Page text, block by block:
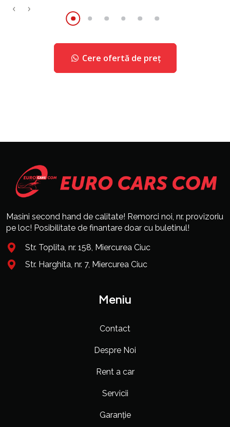
‹ ›
Cere ofertă de preț
Masini second hand de calitate! Remorci noi, nr. provizoriu
pe loc! Posibilitate de finantare doar cu buletinul!
Str. Toplita, nr. 158, Miercurea Ciuc
Str. Harghita, nr. 7, Miercurea Ciuc
Meniu
Contact
Despre Noi
Rent a car
Servicii
Garanție